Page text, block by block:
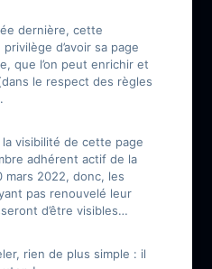
dernière, cette
d’avoir sa page
que l’on peut enrichir et
le respect des règles
visibilité de cette page
adhérent actif de la
mars 2022, donc, les
pas renouvelé leur
d’être visibles…
rien de plus simple : il